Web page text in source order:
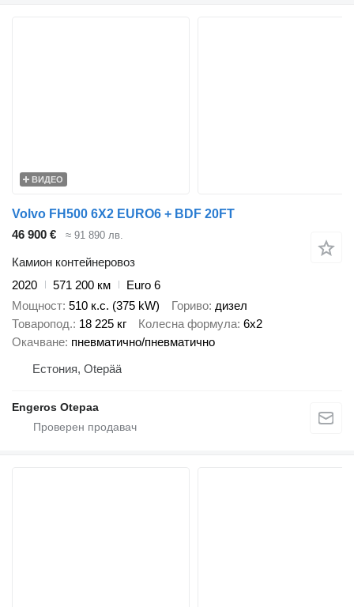
ВИДЕО
Volvo FH500 6X2 EURO6 + BDF 20FT
46 900 €
≈ 91 890 лв.
Камион контейнеровоз
2020
571 200 км
Euro 6
Мощност 510 к.с. (375 kW) Гориво дизел
Товаропод. 18 225 кг Колесна формула 6x2
Окачване пневматично/пневматично
Естония, Otepää
Engeros Otepaa